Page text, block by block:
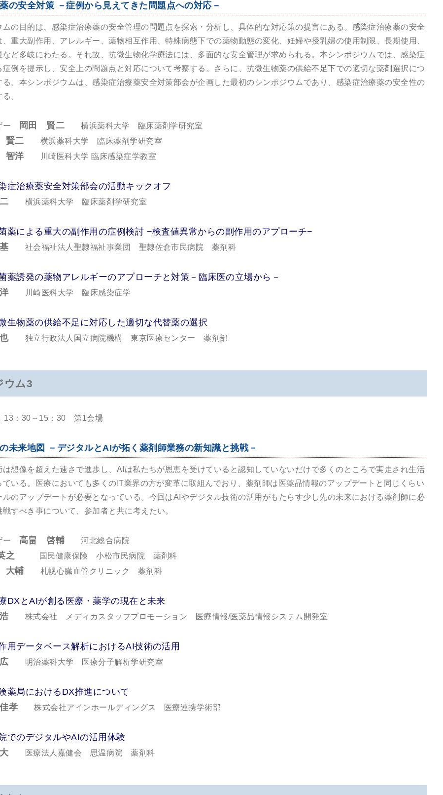
の安全対策 －症例から見えてきた問題点への対応－
ムの目的は、感染症治療薬の安全管理の問題点を探索・分析し、具体的な対応策の提言にある。感染症治療薬の安全
、重大副作用、アレルギー、薬物相互作用、特殊病態下での薬物動態の変化、妊婦や授乳婦の使用制限、長期使用、
など多岐にわたる。それ故、抗微生物化学療法には、多面的な安全管理が求められる。本シンポジウムでは、感染症
症例を提示し、安全上の問題点と対応について考察する。さらに、抗微生物薬の供給不足下での適切な薬剤選択につ
る。本シンポジウムは、感染症治療薬安全対策部会が企画した最初のシンポジウムであり、感染症治療薬の安全性の
。
ー 岡田 賢二 横浜薬科大学 臨床薬剤学研究室
賢二 横浜薬科大学 臨床薬剤学研究室
智洋 川崎医科大学 臨床感染症学教室
治療薬安全対策部会の活動キックオフ
横浜薬科大学 臨床薬剤学研究室
による重大の副作用の症例検討 −検査値異常からの副作用のアプローチ−
社会福祉法人聖隷福祉事業団 聖隷佐倉市民病院 薬剤科
誘発の薬物アレルギーのアプローチと対策－臨床医の立場から－
川崎医科大学 臨床感染症学
物薬の供給不足に対応した適切な代替薬の選択
独立行政法人国立病院機構 東京医療センター 薬剤部
ウム3
13：30～15：30 第1会場
未来地図 －デジタルとAIが拓く薬剤師業務の新知識と挑戦－
は想像を超えた速さで進歩し、AIは私たちが恩恵を受けていると認知していないだけで多くのところで実走され生活
ている。医療においても多くのIT業界の方が変革に取組んでおり、薬剤師は医薬品情報のアップデートと同じくらい
ルのアップデートが必要となっている。今回はAIやデジタル技術の活用がもたらす少し先の未来における薬剤師に必
すべき事について、参加者と共に考えたい。
ー 高畠 啓輔 河北総合病院
之 国民健康保険 小松市民病院 薬剤科
大輔 札幌心臓血管クリニック 薬剤科
とAIが創る医療・薬学の現在と未来
株式会社 メディカスタッフプロモーション 医療情報/医薬品情報システム開発室
データベース解析におけるAI技術の活用
明治薬科大学 医療分子解析学研究室
局におけるDX推進について
孝 株式会社アインホールディングス 医療連携学術部
のデジタルやAIの活用体験
医療法人嘉健会 思温病院 薬剤科